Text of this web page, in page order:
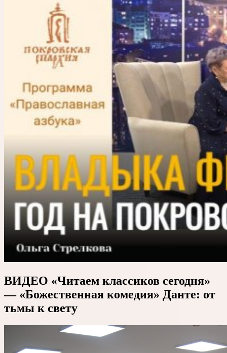
ВИДЕО «Читаем классиков сегодня»
— «Божественная комедия» Данте: от
тьмы к свету